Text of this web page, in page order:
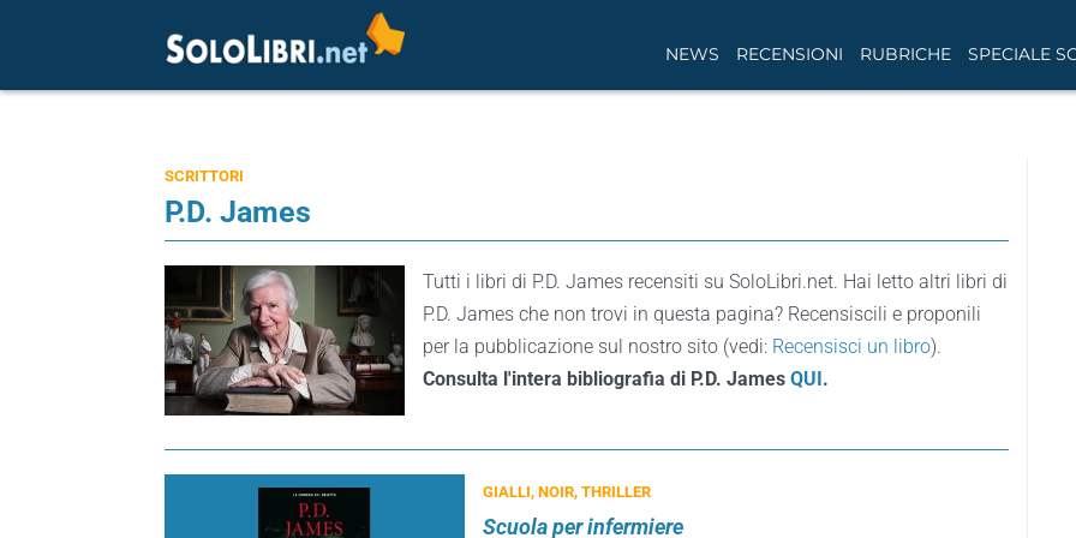
NEWS RECENSIONI RUBRICHE SPECIALE
SCRITTORI
P.D. James
Tutti i libri di P.D. James recensiti su SoloLibri.net. Hai letto altri libri di
P.D. James che non trovi in questa pagina? Recensiscili e proponili
per la pubblicazione sul nostro sito (vedi: Recensisci un libro).
Consulta l'intera bibliografia di P.D. James QUI.
GIALLI, NOIR, THRILLER
Scuola per infermiere